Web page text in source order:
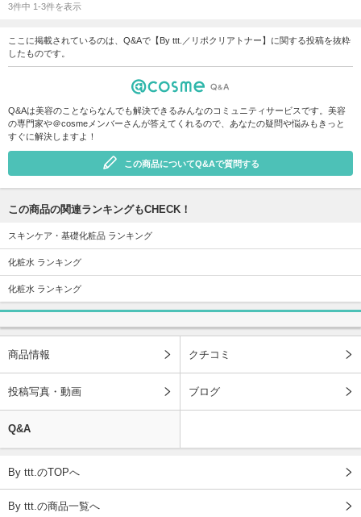
3件中 1-3件を表示
ここに掲載されているのは、Q&Aで【By ttt.／リポクリアトナー】に関する投稿を抜粋
したものです。
Q&Aは美容のことならなんでも解決できるみんなのコミュニティサービスです。美容
の専門家や＠cosmeメンバーさんが答えてくれるので、あなたの疑問や悩みもきっと
すぐに解決しますよ！
この商品についてQ&Aで質問する
この商品の関連ランキングもCHECK！
スキンケア・基礎化粧品 ランキング
化粧水 ランキング
化粧水 ランキング
商品情報 クチコミ
投稿写真・動画 ブログ
Q&A
By ttt.のTOPへ
By ttt.の商品一覧へ